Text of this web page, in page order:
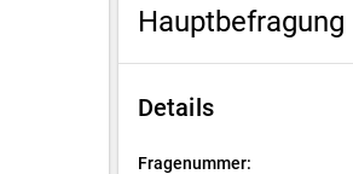
Hauptbefragung
Details
Fragenummer: